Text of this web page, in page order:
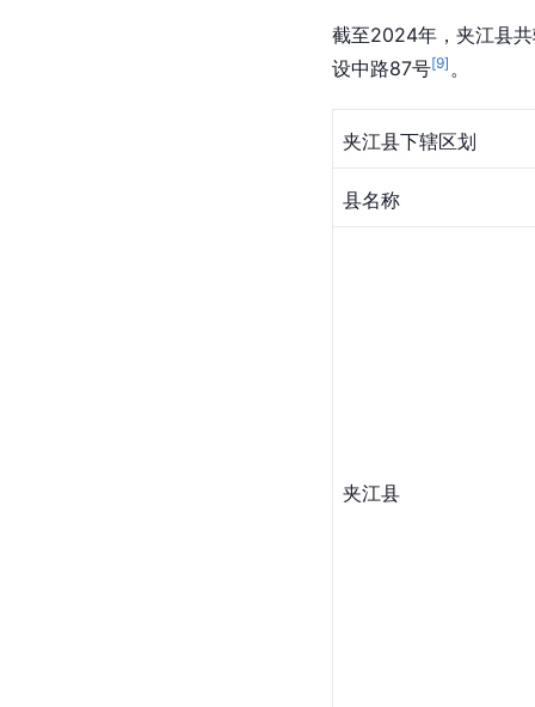
截至2024年，夹江县
设中路87号[9] 。
夹江县下辖区划
县名称
夹江县